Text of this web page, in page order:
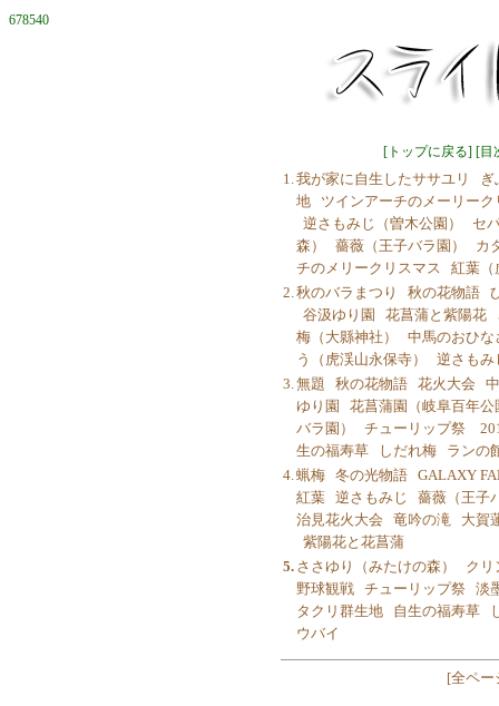
678540
[ トップに戻る] [目
1.我が家に自生したササユリ
地
ツインアーチのメーリーク
逆さもみじ（曽木公園）
セ
森）
薔薇（王子バラ園）
カ
チのメリークリスマス
紅葉（
2.秋のバラまつり 秋の花物語
谷汲ゆり園
花菖蒲と紫陽花
梅（大縣神社）
中馬のおひな
う（虎渓山永保寺）
逆さもみ
3.無題 秋の花物語 花火大会
ゆり園
花菖蒲園（岐阜百年公
バラ園）
チューリップ祭
生の福寿草
しだれ梅
ランの
4.蝋梅 冬の光物語 GALAXY
紅葉 逆さもみじ
薔薇（王子
治見花火大会
竜吟の滝
大賀
紫陽花と花菖蒲
5. ささゆり（みたけの森）
クリ
野球観戦 チューリップ祭
淡
タクリ群生地
自生の福寿草
ウバイ
[全ペー